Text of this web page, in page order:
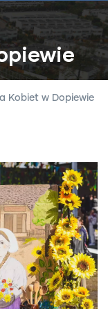
Kobiet w Dopiewie